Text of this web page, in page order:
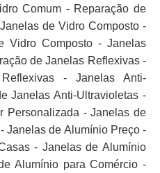
Comum - Reparação de
de Vidro Composto -
Vidro Composto - Janelas
de Janelas Reflexivas -
- Janelas Anti-
Janelas Anti-Ultravioletas -
Personalizada - Janelas de
Janelas de Alumínio Preço -
- Janelas de Alumínio
Alumínio para Comércio -